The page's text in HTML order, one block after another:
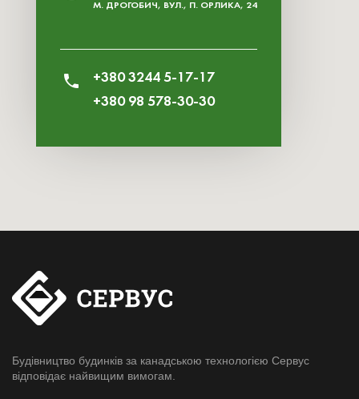
М. ДРОГОБИЧ, ВУЛ., П. ОРЛИКА, 24
+380 3244 5-17-17
+380 98 578-30-30
Будівництво будинків за канадською технологією Сервус
відповідає найвищим вимогам.